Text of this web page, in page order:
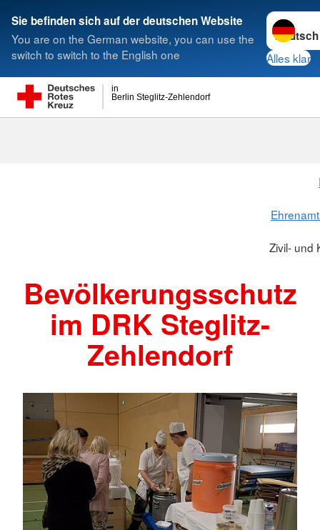
Sie befinden sich auf der deutschen Website
You are on the German website, you can use the
switch to switch to the English one
Sprache
Alles klar
Berlin Steglitz-Zehlendorf
in
Suche
Zivil- und
Bevölkerungsschutz
im DRK Steglitz-
Zehlendorf